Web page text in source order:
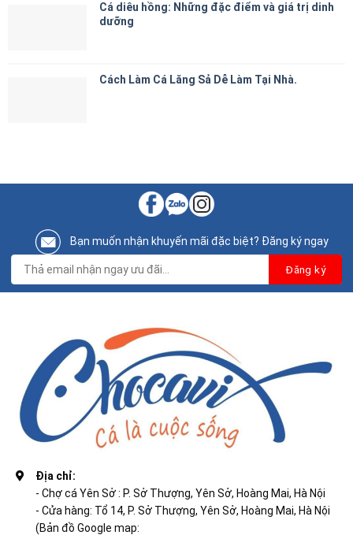
Cá diêu hồng: Những đặc điểm và giá trị dinh
dưỡng
Cách Làm Cá Lăng Sả Dễ Làm Tại Nhà.
Bạn muốn nhận khuyến mãi đặc biệt? Đăng ký ngay
Địa chỉ:
- Chợ cá Yên Sở : P. Sở Thượng, Yên Sở, Hoàng Mai, Hà Nội
- Cửa hàng: Tổ 14, P. Sở Thượng, Yên Sở, Hoàng Mai, Hà Nội
(Bản đồ Google map: